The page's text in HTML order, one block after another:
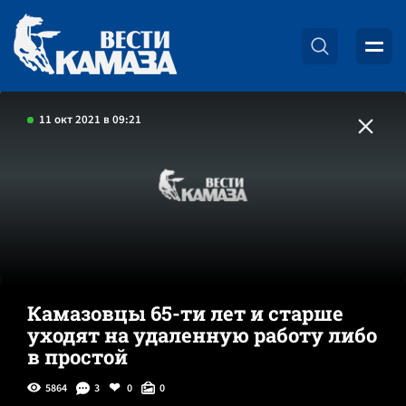
11 окт 2021 в 09:21
Камазовцы 65-ти лет и старше
уходят на удаленную работу либо
в простой
5864 3 0 0